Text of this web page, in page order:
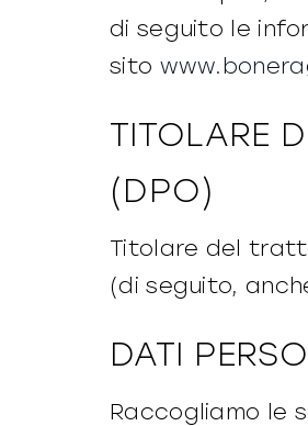
di seguito le
sito
TITOLARE
(DPO)
Titolare del
(di seguito,
DATI
Raccogliamo le